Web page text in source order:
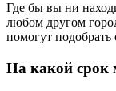
Где бы вы ни
любом другом
помогут
На какой срок